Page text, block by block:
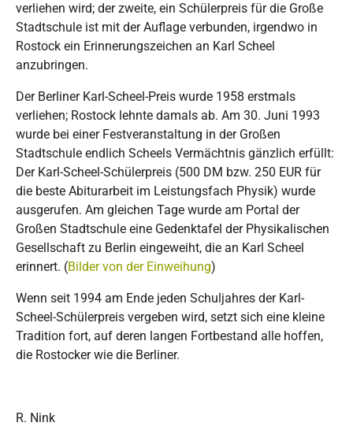
verliehen wird; der zweite, ein Schülerpreis für die Große
Stadtschule ist mit der Auflage verbunden, irgendwo in
Rostock ein Erinnerungszeichen an Karl Scheel
anzubringen.
Der Berliner Karl-Scheel-Preis wurde 1958 erstmals
verliehen; Rostock lehnte damals ab. Am 30. Juni 1993
wurde bei einer Festveranstaltung in der Großen
Stadtschule endlich Scheels Vermächtnis gänzlich erfüllt:
Der Karl-Scheel-Schülerpreis (500 DM bzw. 250 EUR für
die beste Abiturarbeit im Leistungsfach Physik) wurde
ausgerufen. Am gleichen Tage wurde am Portal der
Großen Stadtschule eine Gedenktafel der Physikalischen
Gesellschaft zu Berlin eingeweiht, die an Karl Scheel
erinnert. (Bilder von der Einweihung)
Wenn seit 1994 am Ende jeden Schuljahres der Karl-
Scheel-Schülerpreis vergeben wird, setzt sich eine kleine
Tradition fort, auf deren langen Fortbestand alle hoffen,
die Rostocker wie die Berliner.
R. Nink